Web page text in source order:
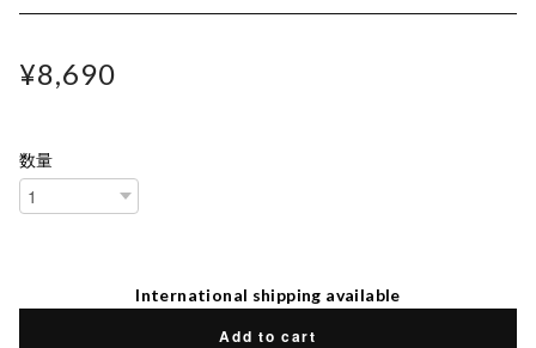
¥8,690
数量
International shipping available
Add to cart